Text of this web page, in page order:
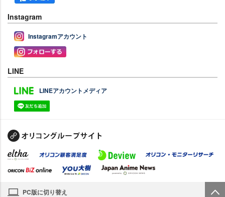
Instagram
Instagramアカウント
LINE
LINEアカウントメディア
PC版に切り替え